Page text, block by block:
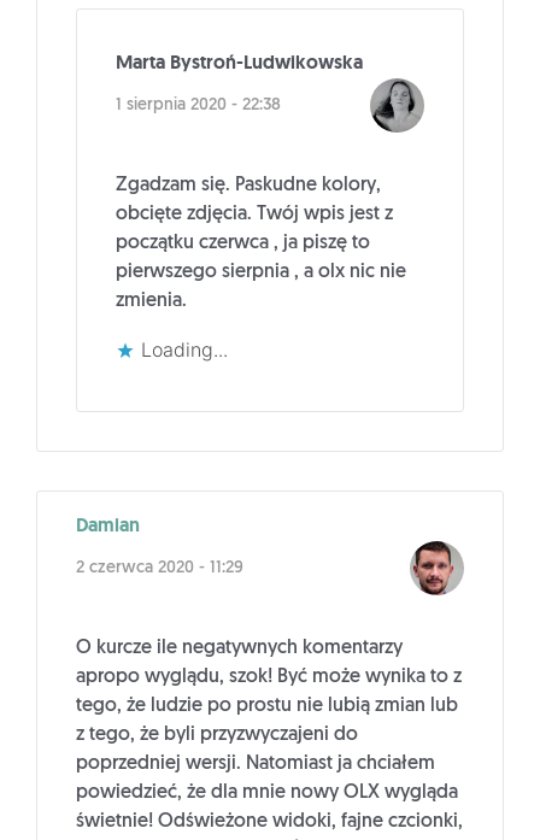
Marta Bystroń-Ludwikowska
1 sierpnia 2020 - 22:38
Zgadzam się. Paskudne kolory,
obcięte zdjęcia. Twój wpis jest z
początku czerwca , ja piszę to
pierwszego sierpnia , a olx nic nie
zmienia.
Loading...
Damian
2 czerwca 2020 - 11:29
O kurcze ile negatywnych komentarzy
apropo wyglądu, szok! Być może wynika to z
tego, że ludzie po prostu nie lubią zmian lub
z tego, że byli przyzwyczajeni do
poprzedniej wersji. Natomiast ja chciałem
powiedzieć, że dla mnie nowy OLX wygląda
świetnie! Odświeżone widoki, fajne czcionki,